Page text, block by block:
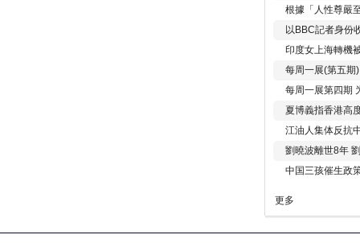
根據「人性尊嚴
以BBC記者身份
印度女上海轉機
每周一展(第五期
每周一展第四期
夏博義指香港高
江油人集体反抗
劉曉波離世8年
中国三孩催生政
更多